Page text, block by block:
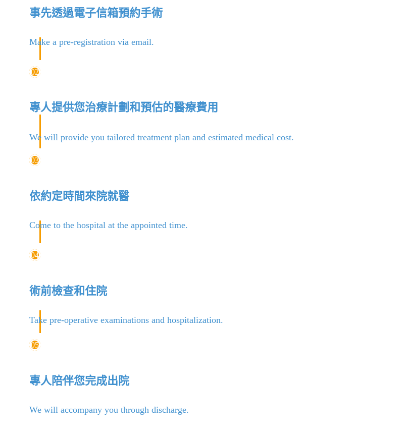
事先透過電子信箱預約手術
Make a pre-registration via email.
02
專人提供您治療計劃和預估的醫療費用
We will provide you tailored treatment plan and estimated medical cost.
03
依約定時間來院就醫
Come to the hospital at the appointed time.
04
術前檢查和住院
Take pre-operative examinations and hospitalization.
05
專人陪伴您完成出院
We will accompany you through discharge.